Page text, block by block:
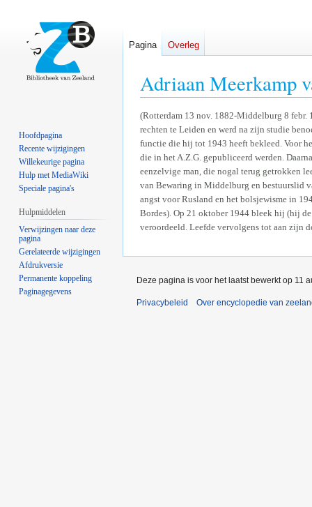
Adriaan Meerkamp
Naar
navigatie
springen
Naar
zoeken
springen
(Rotterdam 13 nov. 1882-Middelburg 8 febr.
rechten te Leiden en werd na zijn studie
functie die hij tot 1943 heeft bekleed. Voor
die in het A.Z.G. gepubliceerd werden.
eenzelvige man, die nogal terug getrokken
van Bewaring in Middelburg en bestuurslid
angst voor Rusland en het bolsjewisme in
Bordes). Op 21 oktober 1944 bleek hij (hij
veroordeeld. Leefde vervolgens tot aan zijn
Pagina Overleg
Hoofdpagina
Recente wijzigingen
Willekeurige pagina
Hulp met MediaWiki
Speciale pagina's
Hulpmiddelen
Verwijzingen naar deze
pagina
Gerelateerde wijzigingen
Afdrukversie
Permanente koppeling
Paginagegevens
Deze pagina is voor het laatst bewerkt op 11
Privacybeleid Over encyclopedie van